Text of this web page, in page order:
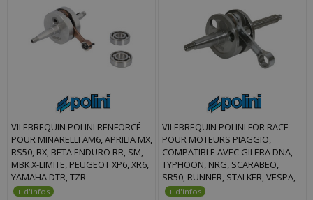
VILEBREQUIN POLINI RENFORCÉ
POUR MINARELLI AM6, APRILIA MX,
RS50, RX, BETA ENDURO RR, SM,
MBK X-LIMITE, PEUGEOT XP6, XR6,
YAMAHA DTR, TZR
VILEBREQUIN POLINI FOR RACE
POUR MOTEURS PIAGGIO,
COMPATIBLE AVEC GILERA DNA,
TYPHOON, NRG, SCARABEO,
SR50, RUNNER, STALKER, VESPA,
ZIP * PRIX SPÉCIAL !